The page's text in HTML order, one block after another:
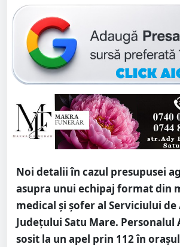
Noi detalii în cazul presupusei
asupra unui echipaj format din
medical și șofer al Serviciului
Județului Satu Mare. Personalul
sosit la un apel prin 112 în